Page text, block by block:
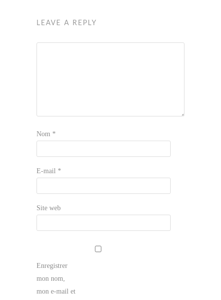
LEAVE A REPLY
Nom *
E-mail *
Site web
Enregistrer
mon nom,
mon e-mail et